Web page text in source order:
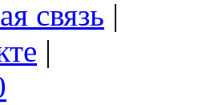
связь |
|